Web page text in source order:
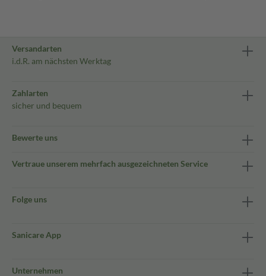
Versandarten
i.d.R. am nächsten Werktag
Zahlarten
sicher und bequem
Bewerte uns
Vertraue unserem mehrfach ausgezeichneten Service
Folge uns
Sanicare App
Unternehmen